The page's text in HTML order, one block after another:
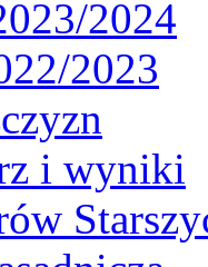
2024
2023
i wyniki